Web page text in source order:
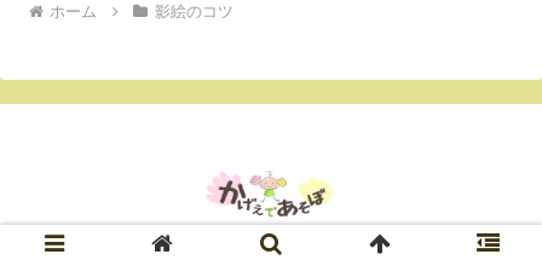
ホーム 影絵のコツ
© 2020 かげえであそぼ.